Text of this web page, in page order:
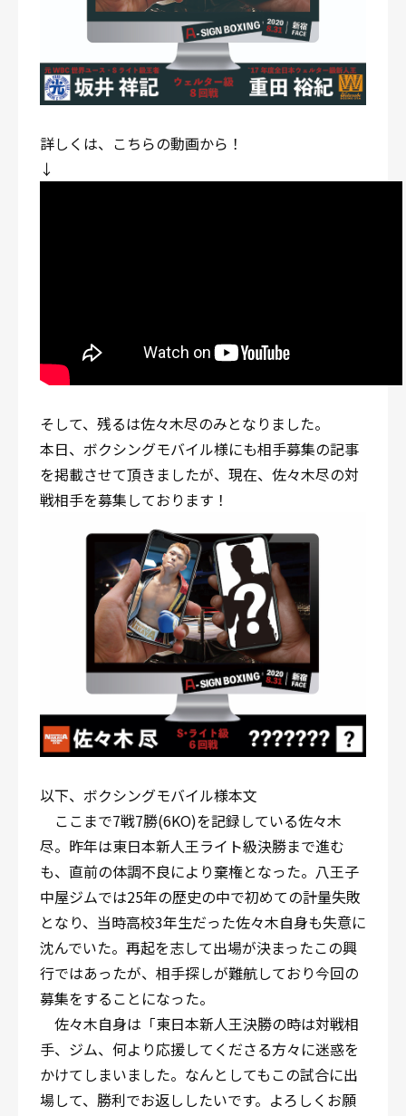
詳しくは、こちらの動画から！
↓
そして、残るは佐々木尽のみとなりました。
本日、ボクシングモバイル様にも相手募集の記事
を掲載させて頂きましたが、現在、佐々木尽の対
戦相手を募集しております！
以下、ボクシングモバイル様本文
ここまで7戦7勝(6KO)を記録している佐々木
尽。昨年は東日本新人王ライト級決勝まで進む
も、直前の体調不良により棄権となった。八王子
中屋ジムでは25年の歴史の中で初めての計量失敗
となり、当時高校3年生だった佐々木自身も失意に
沈んでいた。再起を志して出場が決まったこの興
行ではあったが、相手探しが難航しており今回の
募集をすることになった。
佐々木自身は「東日本新人王決勝の時は対戦相
手、ジム、何より応援してくださる方々に迷惑を
かけてしまいました。なんとしてもこの試合に出
場して、勝利でお返ししたいです。よろしくお願